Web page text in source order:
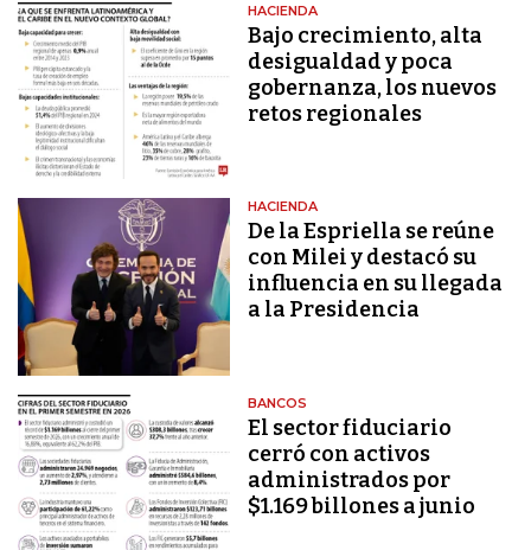
HACIENDA
Bajo crecimiento, alta
desigualdad y poca
gobernanza, los nuevos
retos regionales
HACIENDA
De la Espriella se reúne
con Milei y destacó su
influencia en su llegada
a la Presidencia
BANCOS
El sector fiduciario
cerró con activos
administrados por
$1.169 billones a junio